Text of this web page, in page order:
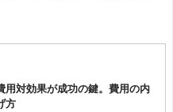
用対効果が成功の鍵。費用の内
方